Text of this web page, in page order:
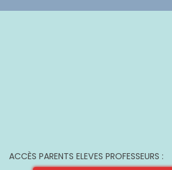
ACCÈS PARENTS ELEVES PROFESSEURS :